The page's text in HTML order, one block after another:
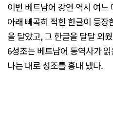
이번 베트남어 강연 역시 여
아래 빼곡히 적힌 한글이 등
을 달았고, 그 한글을 달달 외
6성조는 베트남어 통역사가
나는 대로 성조를 흉내 냈다.